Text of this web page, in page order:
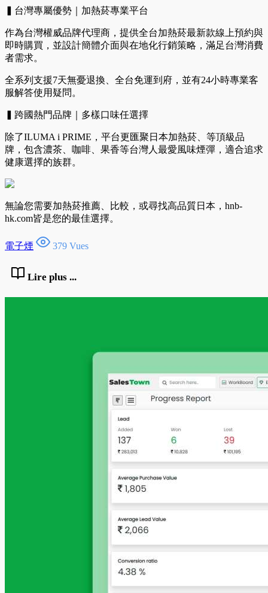
▍台灣專屬優勢｜加熱菸專業平台​
作為台灣權威品牌代理商，提供全台加熱菸最新款線上預約與
即時購買，並設計簡體介面與在地化行銷策略，滿足台灣消費
者需求。
全系列支援7天無憂退換、全台免運到府，並有24小時專業客
服解答使用疑問。
▍跨國熱門品牌｜多樣口味任選擇​
除了ILUMA i PRIME，平台更匯聚日本加熱菸、等頂級品
牌，包含濃茶、咖啡、果香等台灣人最愛風味煙彈，適合追求
健康選擇的族群。
無論您需要加熱菸推薦、比較，或尋找高品質日本，hnb-
hk.com皆是您的最佳選擇。
電子煙 379 Vues
Lire plus ...